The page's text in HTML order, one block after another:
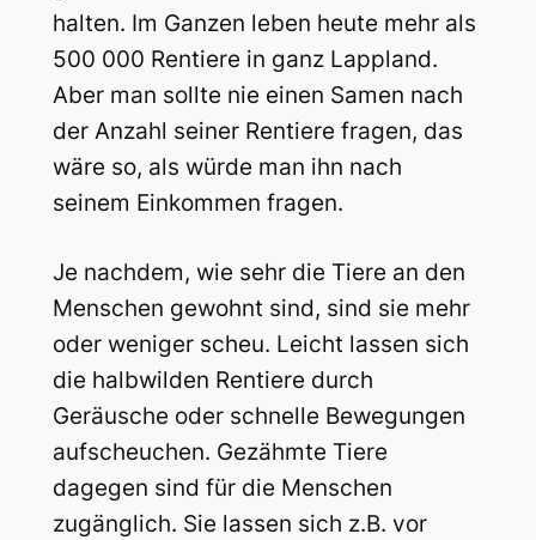
halten. Im Ganzen leben heute mehr als
500 000 Rentiere in ganz Lappland.
Aber man sollte nie einen Samen nach
der Anzahl seiner Rentiere fragen, das
wäre so, als würde man ihn nach
seinem Einkommen fragen.
Je nachdem, wie sehr die Tiere an den
Menschen gewohnt sind, sind sie mehr
oder weniger scheu. Leicht lassen sich
die halbwilden Rentiere durch
Geräusche oder schnelle Bewegungen
aufscheuchen. Gezähmte Tiere
dagegen sind für die Menschen
zugänglich. Sie lassen sich z.B. vor